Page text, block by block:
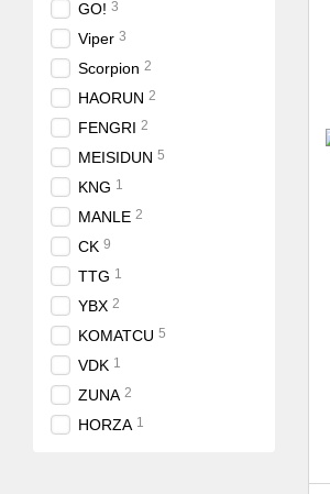
GO! 3
Viper 3
Scorpion 2
HAORUN 2
FENGRI 2
MEISIDUN 5
KNG 1
MANLE 2
CK 9
TTG 1
YBX 2
KOMATCU 5
VDK 1
ZUNA 2
HORZA 1